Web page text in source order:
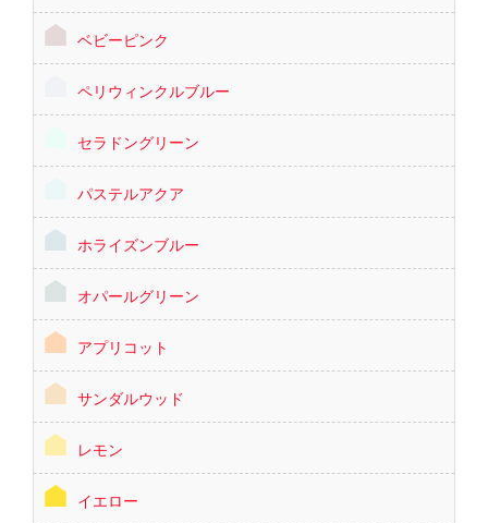
ベビーピンク
ペリウィンクルブルー
セラドングリーン
パステルアクア
ホライズンブルー
オパールグリーン
アプリコット
サンダルウッド
レモン
イエロー